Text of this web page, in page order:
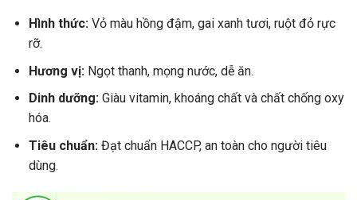
Hình thức:Vỏ màu hồng đậm, gai xanh tươi, ruột đỏ rực
rỡ.
Hương vị:Ngọt thanh, mọng nước, dễ ăn.
Dinh dưỡng:Giàu vitamin, khoáng chất và chất chống oxy
hóa.
Tiêu chuẩn:Đạt chuẩn HACCP, an toàn cho người tiêu
dùng.